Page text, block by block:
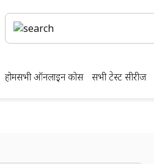
होमसभी ऑनलाइन कोर्स सभी टेस्ट सीरीज